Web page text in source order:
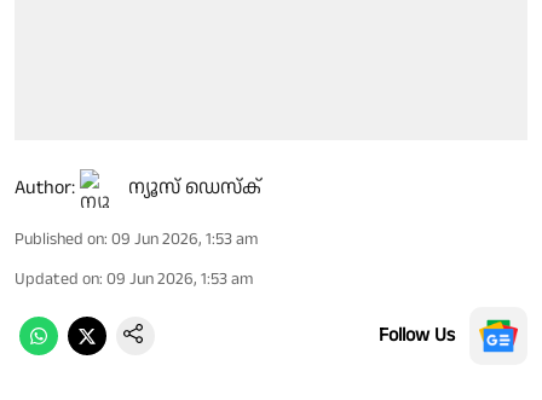
Author: ന്യൂസ് ഡെസ്ക്
Published on: 09 Jun 2026, 1:53 am
Updated on: 09 Jun 2026, 1:53 am
Follow Us